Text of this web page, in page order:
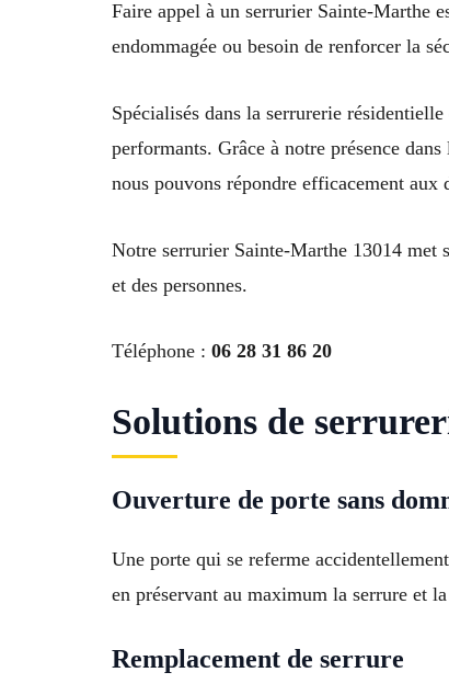
Faire appel à un serrurier Sainte-Marthe
endommagée ou besoin de renforcer la
Spécialisés dans la serrurerie
performants. Grâce à notre présence
nous pouvons répondre efficacement aux
Notre serrurier Sainte-Marthe 13014 met
et des personnes.
Téléphone : 06 28 31 86 20
Solutions de
Ouverture de porte sans
Une porte qui se referme
en préservant au maximum la serrure et
Remplacement de serrure